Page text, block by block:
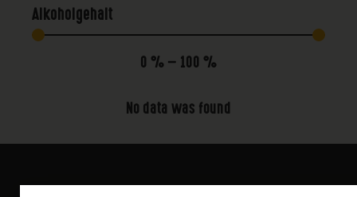
Alkoholgehalt
0 % — 100 %
No data was found